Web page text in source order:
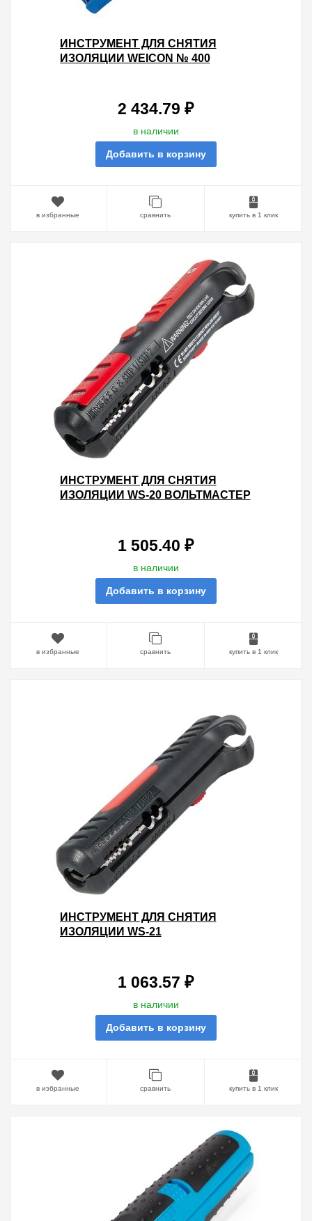
ИНСТРУМЕНТ ДЛЯ СНЯТИЯ
ИЗОЛЯЦИИ WEICON № 400
2 434.79 ₽
в наличии
Добавить в корзину
в избранные сравнить купить в 1 клик
ИНСТРУМЕНТ ДЛЯ СНЯТИЯ
ИЗОЛЯЦИИ WS-20 ВОЛЬТМАСТЕР
1 505.40 ₽
в наличии
Добавить в корзину
в избранные сравнить купить в 1 клик
ИНСТРУМЕНТ ДЛЯ СНЯТИЯ
ИЗОЛЯЦИИ WS-21
1 063.57 ₽
в наличии
Добавить в корзину
в избранные сравнить купить в 1 клик